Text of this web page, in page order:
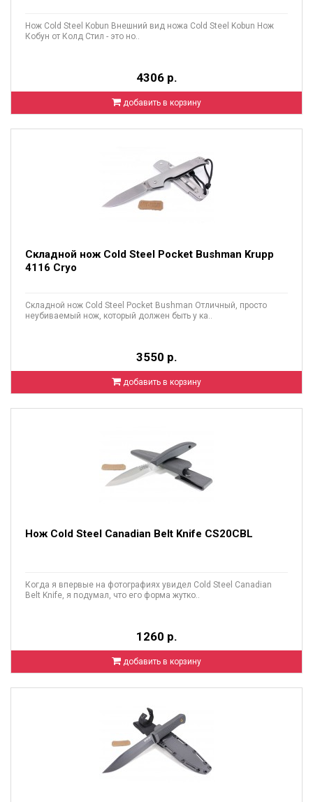
Нож Cold Steel Kobun Внешний вид ножа Cold Steel Kobun Нож
Кобун от Колд Стил - это но..
4306 р.
добавить в корзину
Складной нож Cold Steel Pocket Bushman Krupp
4116 Cryo
Складной нож Cold Steel Pocket Bushman Отличный, просто
неубиваемый нож, который должен быть у ка..
3550 р.
добавить в корзину
Нож Cold Steel Canadian Belt Knife CS20CBL
Когда я впервые на фотографиях увидел Cold Steel Canadian
Belt Knife, я подумал, что его форма жутко..
1260 р.
добавить в корзину